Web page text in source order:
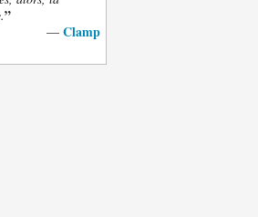
”
— Clamp